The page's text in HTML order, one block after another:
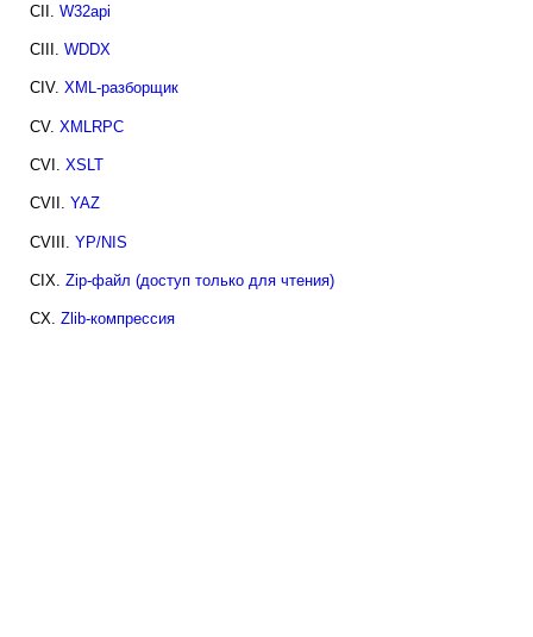
CII. W32api
CIII. WDDX
CIV. XML-разборщик
CV. XMLRPC
CVI. XSLT
CVII. YAZ
CVIII. YP/NIS
CIX. Zip-файл (доступ только для чтения)
CX. Zlib-компрессия